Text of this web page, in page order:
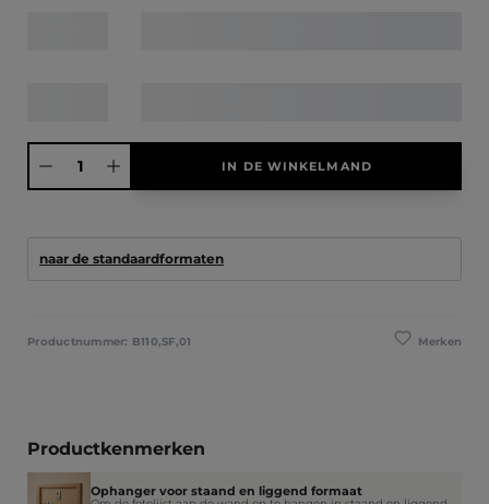
IN DE WINKELMAND
naar de standaardformaten
Merken
Productnummer: B110,SF,01
Productkenmerken
Ophanger voor staand en liggend formaat